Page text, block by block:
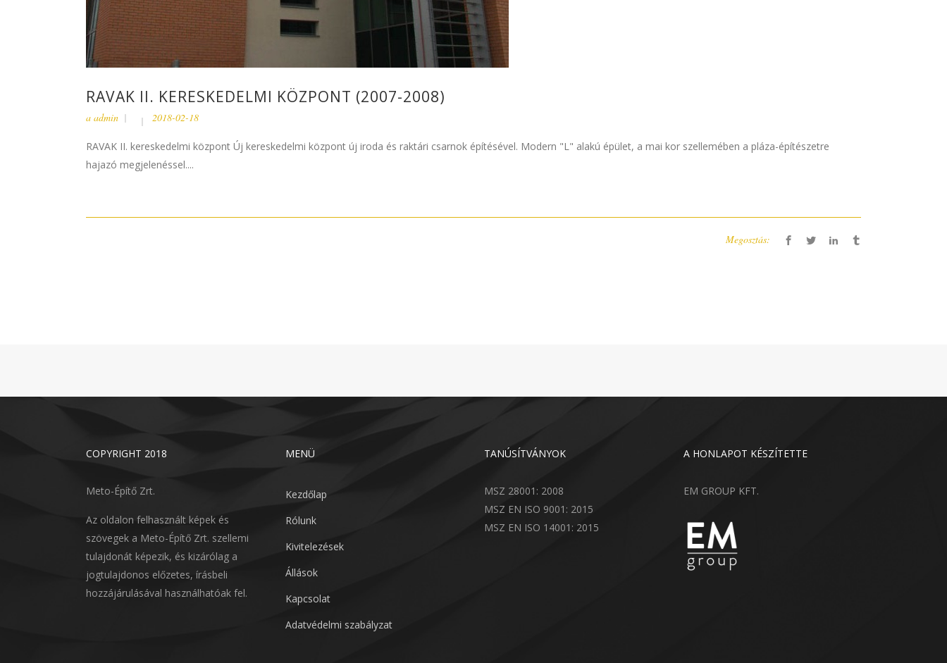
RAVAK II. KERESKEDELMI KÖZPONT (2007-2008)
a admin 2018-02-18
RAVAK II. kereskedelmi központ Új kereskedelmi központ új iroda és raktári csarnok építésével. Modern "L" alakú épület, a mai kor szellemében a pláza-építészetre
hajazó megjelenéssel....
Megosztás:
COPYRIGHT 2018
Meto-Építő Zrt.
Az oldalon felhasznált képek és
szövegek a Meto-Építő Zrt. szellemi
tulajdonát képezik, és kizárólag a
jogtulajdonos előzetes, írásbeli
hozzájárulásával használhatóak fel.
MENÜ
Kezdőlap
Rólunk
Kivitelezések
Állások
Kapcsolat
Adatvédelmi szabályzat
TANÚSÍTVÁNYOK
MSZ 28001: 2008
MSZ EN ISO 9001: 2015
MSZ EN ISO 14001: 2015
A HONLAPOT KÉSZÍTETTE
EM GROUP KFT.